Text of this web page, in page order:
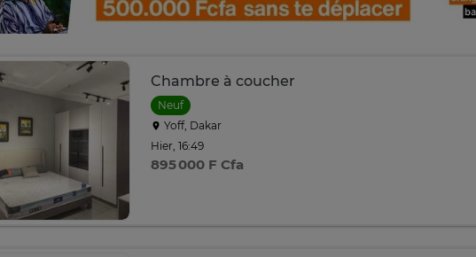
Chambre à coucher
Neuf
Yoff, Dakar
Hier, 16:49
895 000 F Cfa